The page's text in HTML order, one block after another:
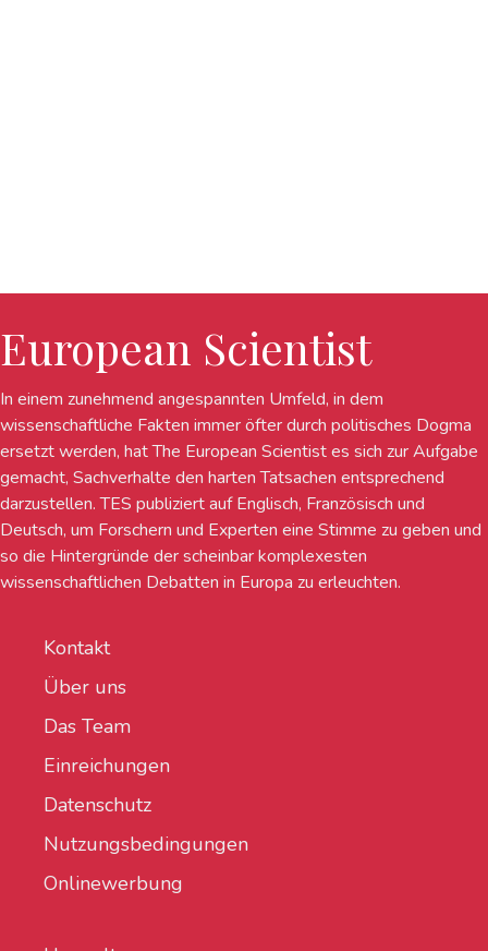
European Scientist
In einem zunehmend angespannten Umfeld, in dem
wissenschaftliche Fakten immer öfter durch politisches Dogma
ersetzt werden, hat The European Scientist es sich zur Aufgabe
gemacht, Sachverhalte den harten Tatsachen entsprechend
darzustellen. TES publiziert auf Englisch, Französisch und
Deutsch, um Forschern und Experten eine Stimme zu geben und
so die Hintergründe der scheinbar komplexesten
wissenschaftlichen Debatten in Europa zu erleuchten.
Kontakt
Über uns
Das Team
Einreichungen
Datenschutz
Nutzungsbedingungen
Onlinewerbung